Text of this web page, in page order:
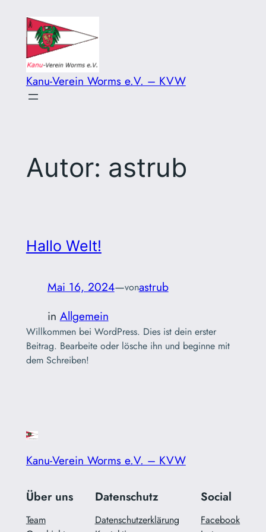
Inhalt
springen
Kanu-Verein Worms e.V. – KVW
Autor: astrub
Hallo Welt!
Mai 16, 2024—vonastrub
in Allgemein
Willkommen bei WordPress. Dies ist dein erster
Beitrag. Bearbeite oder lösche ihn und beginne mit
dem Schreiben!
Kanu-Verein Worms e.V. – KVW
Über uns
Team
Datenschutz
Datenschutzerklärung
Social
Facebook